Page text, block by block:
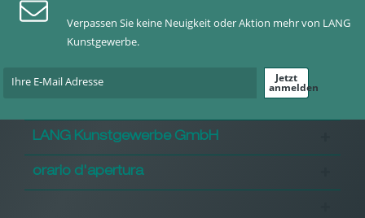
Verpassen Sie keine Neuigkeit oder Aktion mehr von LANG
Kunstgewerbe.
Jetzt
anmelden
LANG Kunstgewerbe GmbH
orario d'apertura